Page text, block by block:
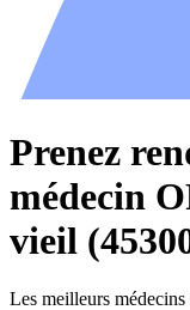
Prenez
médecin
vieil
Les meilleurs